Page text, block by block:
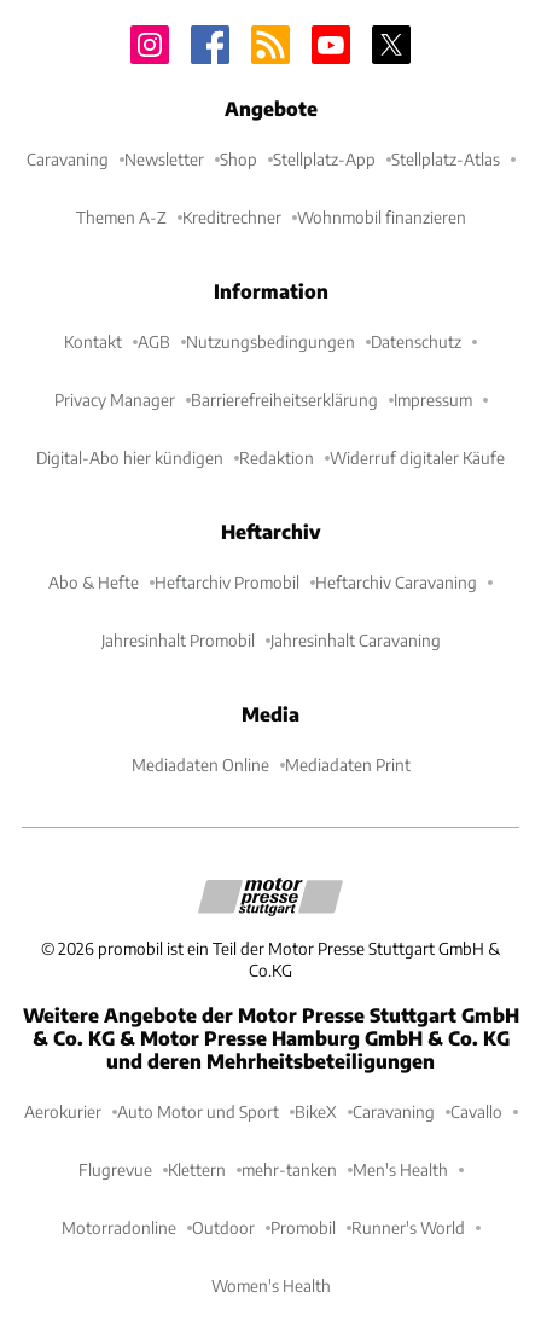
Angebote
Caravaning Newsletter Shop Stellplatz-App Stellplatz-Atlas
Themen A-Z Kreditrechner Wohnmobil finanzieren
Information
Kontakt AGB Nutzungsbedingungen Datenschutz
Privacy Manager Barrierefreiheitserklärung Impressum
Digital-Abo hier kündigen Redaktion Widerruf digitaler Käufe
Heftarchiv
Abo & Hefte Heftarchiv Promobil Heftarchiv Caravaning
Jahresinhalt Promobil Jahresinhalt Caravaning
Media
Mediadaten Online Mediadaten Print
©2026 promobil ist ein Teil der Motor Presse Stuttgart GmbH &
Co.KG
Weitere Angebote der Motor Presse Stuttgart GmbH
& Co. KG & Motor Presse Hamburg GmbH & Co. KG
und deren Mehrheitsbeteiligungen
Aerokurier Auto Motor und Sport BikeX Caravaning Cavallo
Flugrevue Klettern mehr-tanken Men's Health
Motorradonline Outdoor Promobil Runner's World
Women's Health